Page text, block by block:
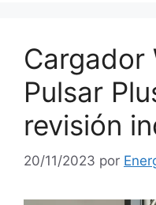
Cargador
Pulsar
revisión
20/11/2023 por